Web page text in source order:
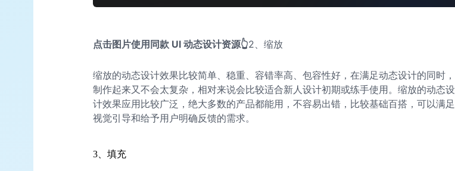
点击图片使用同款 UI 动态设计资源👆2、缩放
缩放的动态设计效果比较简单、稳重、容错率高、包容性好，在满足动态设计的同时，
制作起来又不会太复杂，相对来说会比较适合新人设计初期或练手使用。缩放的动态设
计效果应用比较广泛，绝大多数的产品都能用，不容易出错，比较基础百搭，可以满足
视觉引导和给予用户明确反馈的需求。
3、填充